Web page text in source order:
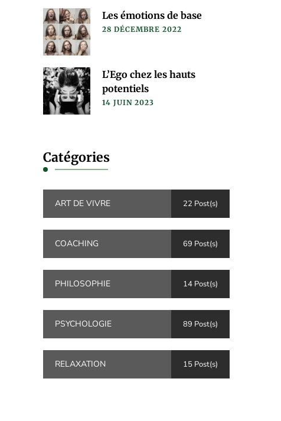
Les émotions de base
28 DÉCEMBRE 2022
L’Ego chez les hauts
potentiels
14 JUIN 2023
Catégories
ART DE VIVRE 22 Post(s)
COACHING 69 Post(s)
PHILOSOPHIE 14 Post(s)
PSYCHOLOGIE 89 Post(s)
RELAXATION 15 Post(s)